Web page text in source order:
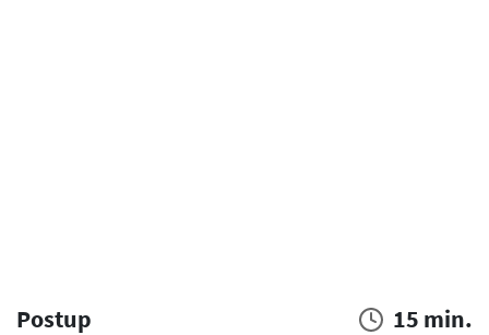
Postup 15 min.